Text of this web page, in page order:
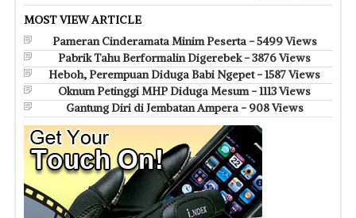
MOST VIEW ARTICLE
Pameran Cinderamata Minim Peserta - 5499 Views
Pabrik Tahu Berformalin Digerebek - 3876 Views
Heboh, Perempuan Diduga Babi Ngepet - 1587 Views
Oknum Petinggi MHP Diduga Mesum - 1113 Views
Gantung Diri di Jembatan Ampera - 908 Views